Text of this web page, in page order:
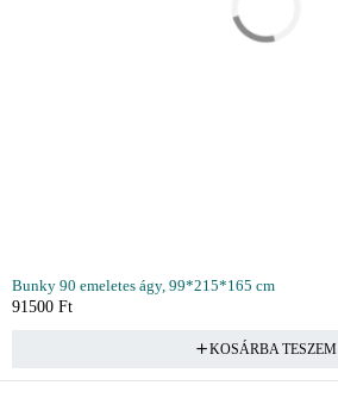
Bunky 90 emeletes ágy, 99*215*165 cm
91500 Ft
KOSÁRBA TESZEM